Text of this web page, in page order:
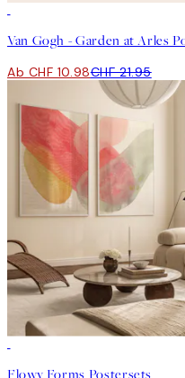
Ab CHF 10.98CHF 21.95
Flowy Forms Postersets